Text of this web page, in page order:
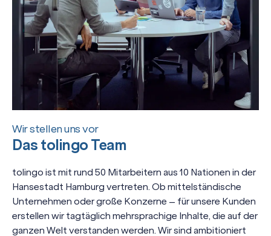
Wir stellen uns vor
Das tolingo Team
tolingo ist mit rund 50 Mitarbeitern aus 10 Nationen in der
Hansestadt Hamburg vertreten. Ob mittelständische
Unternehmen oder große Konzerne – für unsere Kunden
erstellen wir tagtäglich mehrsprachige Inhalte, die auf der
ganzen Welt verstanden werden. Wir sind ambitioniert